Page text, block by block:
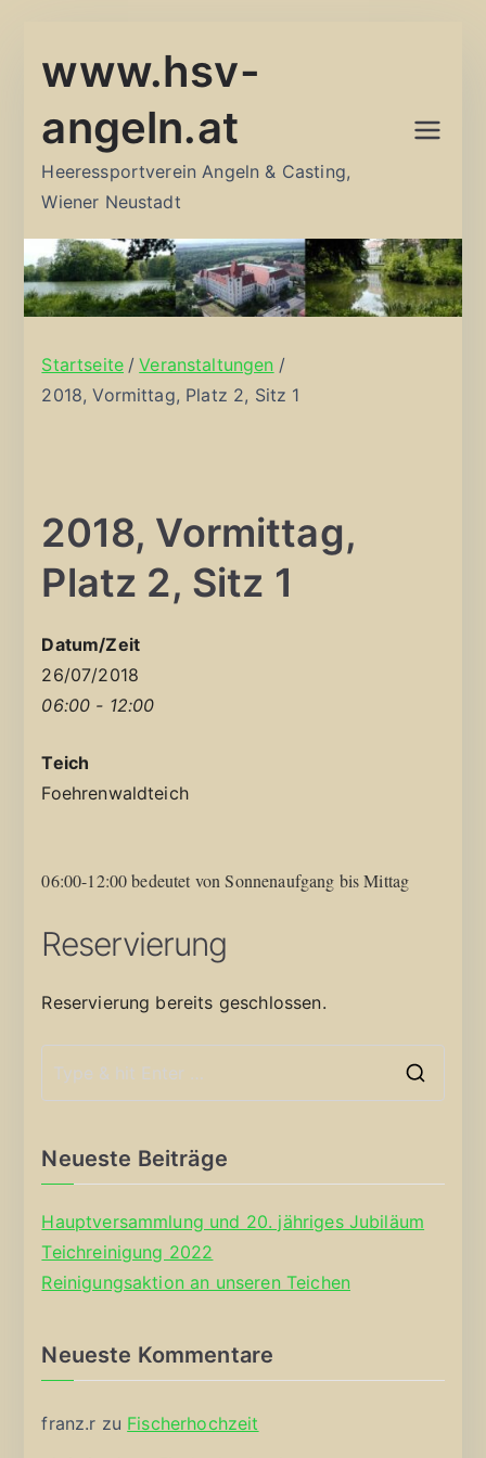
Inhalt
www.hsv-
angeln.at
Heeressportverein Angeln & Casting,
Wiener Neustadt
Startseite
Veranstaltungen
2018, Vormittag, Platz 2, Sitz 1
2018, Vormittag,
Platz 2, Sitz 1
Datum/Zeit
26/07/2018
06:00 - 12:00
Teich
Foehrenwaldteich
06:00-12:00 bedeutet von Sonnenaufgang bis Mittag
Reservierung
Reservierung bereits geschlossen.
Neueste Beiträge
Hauptversammlung und 20. jähriges Jubiläum
Teichreinigung 2022
Reinigungsaktion an unseren Teichen
Neueste Kommentare
franz.r zu Fischerhochzeit